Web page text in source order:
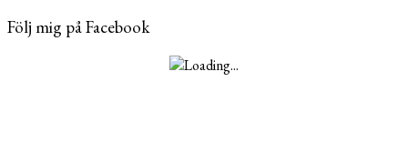
Följ mig på Facebook